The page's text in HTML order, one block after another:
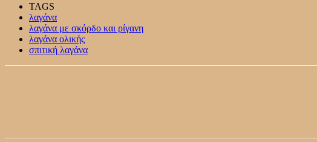
TAGS
λαγάνα
λαγάνα με σκόρδο και ρίγανη
λαγάνα ολικής
σπιτική λαγάνα